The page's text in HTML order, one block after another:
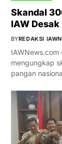
Skandal
IAW
BYREDAKSI
IAWNews.com
mengungkap
pangan